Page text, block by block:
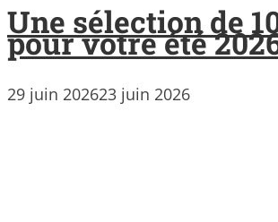
Une sélection de
pour votre été
29 juin 202623 juin 2026